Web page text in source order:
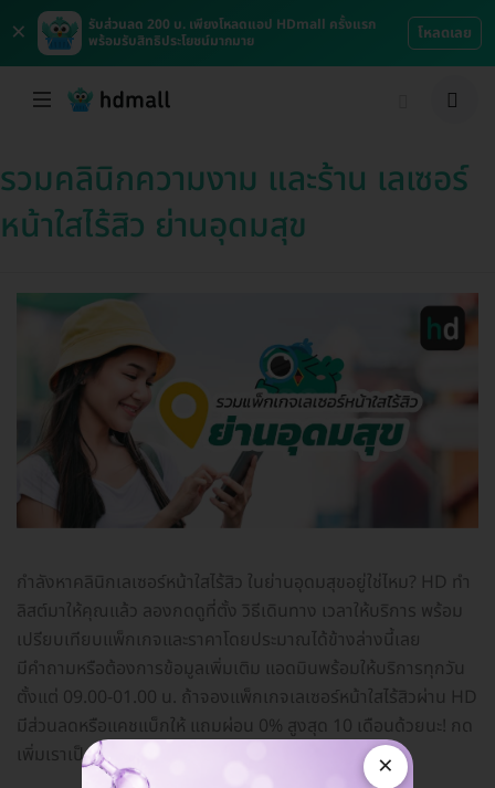
×
รับส่วนลด 200 บ. เพียงโหลดแอป HDmall ครั้งแรก
พร้อมรับสิทธิประโยชน์มากมาย
โหลดเลย
รวมคลินิกความงาม และร้าน เลเซอร์
หน้าใสไร้สิว ย่านอุดมสุข
กำลังหาคลินิกเลเซอร์หน้าใสไร้สิว ในย่านอุดมสุขอยู่ใช่ไหม? HD ทำ
ลิสต์มาให้คุณแล้ว ลองกดดูที่ตั้ง วิธีเดินทาง เวลาให้บริการ พร้อม
เปรียบเทียบแพ็กเกจและราคาโดยประมาณได้ข้างล่างนี้เลย
มีคำถามหรือต้องการข้อมูลเพิ่มเติม แอดมินพร้อมให้บริการทุกวัน
ตั้งแต่ 09.00-01.00 น. ถ้าจองแพ็กเกจเลเซอร์หน้าใสไร้สิวผ่าน HD
มีส่วนลดหรือแคชแบ็กให้ แถมผ่อน 0% สูงสุด 10 เดือนด้วยนะ! กด
เพิ่มเราเป็นเพื่อนทางไลน์
×